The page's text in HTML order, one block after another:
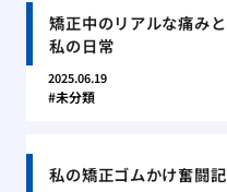
矯正中のリアルな痛みと
私の日常
2025.06.19
未分類
私の矯正ゴムかけ奮闘記